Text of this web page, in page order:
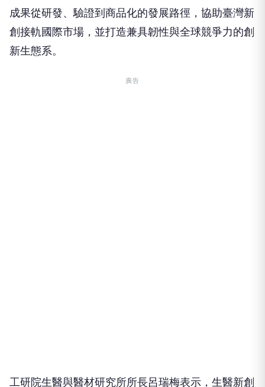
成果從研發、驗證到商品化的發展路徑，協助臺灣新
創接軌國際市場，並打造兼具韌性與全球競爭力的創
新生態系。
廣告
工研院生醫與醫材研究所所長呂瑞梅表示，生醫新創